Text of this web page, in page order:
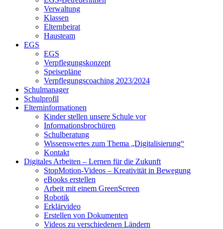
Verwaltung
Klassen
Elternbeirat
Hausteam
EGS
EGS
Verpflegungskonzept
Speisepläne
Verpflegungscoaching 2023/2024
Schulmanager
Schulprofil
Elterninformationen
Kinder stellen unsere Schule vor
Informationsbrochüren
Schulberatung
Wissenswertes zum Thema „Digitalisierung“
Kontakt
Digitales Arbeiten – Lernen für die Zukunft
StopMotion-Videos – Kreativität in Bewegung
eBooks erstellen
Arbeit mit einem GreenScreen
Robotik
Erklärvideo
Erstellen von Dokumenten
Videos zu verschiedenen Ländern